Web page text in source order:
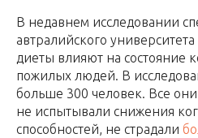
В недавнем исследовании
автралийского
диеты влияют на состояние
пожилых людей. В
больше 300 человек. Все
не испытывали снижения
способностей, не страдали